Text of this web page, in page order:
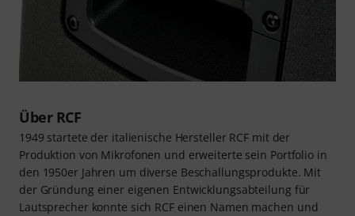
Über RCF
1949 startete der italienische Hersteller RCF mit der
Produktion von Mikrofonen und erweiterte sein Portfolio in
den 1950er Jahren um diverse Beschallungsprodukte. Mit
der Gründung einer eigenen Entwicklungsabteilung für
Lautsprecher konnte sich RCF einen Namen machen und